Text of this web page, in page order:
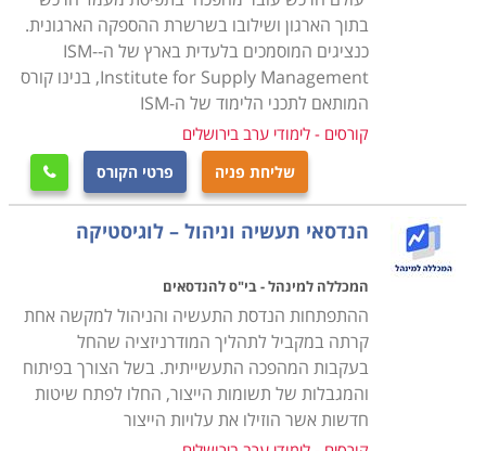
עשוי מהר מאוד להיקלע לקשיים שלעתים בלתי הפיכים.
הקורס אינו דורש כל ידע מוקדם, אך עם זאת נדרשת יכולת
ארגון וניהול שכן, מדובר בתפקיד עם הרבה אחריות, והבנה,
הן פיננסית והן משפטית, שכן, ככל שהארגון מורכב יותר, כך
יש משמעות רבה יותר לכל רכישה כמו גם לניהול המלאי
ולכן אמנם אין תנאי קבלה אך נדרשים כישורים אישיים על
מנת להצליח בתפקיד מרכזי זה.
במסגרת הקורס מועברים תכנים להכנת תכנית רכש, הכנת
הצעת מחיר באופן יעיל ואפקטיבי לארגון, תהליכי משא ומתן,
ניהול קשרי ושיתופי פעולה עם ספקים תוך הקפדה על כל
הנהלים והכללים המשפטיים בתחום הסחר והמיסוי מול
ספקים מקומיים ובינלאומיים.
בתוך הארגון ושילובו בשרשרת ההספקה הארגונית.
כנציגים המוסמכים בלעדית בארץ של ה-ISM-
Institute for Supply Management, בנינו קורס
המותאם לתכני הלימוד של ה-ISM
קורסים - לימודי ערב בירושלים
שליחת פניה פרטי הקורס 
הנדסאי תעשיה וניהול – לוגיסטיקה
המכללה למינהל - בי"ס להנדסאים
ההתפתחות הנדסת התעשיה והניהול למקשה אחת
קרתה במקביל לתהליך המודרניזציה שהחל
בעקבות המהפכה התעשייתית. בשל הצורך בפיתוח
והמגבלות של תשומות הייצור, החלו לפתח שיטות
חדשות אשר הוזילו את עלויות הייצור